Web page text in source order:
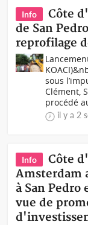
Info
Côte
de San
reprofilage
sous
Clément,
procédé
il y a 2
Info
Côte
Amsterdam
à San Pedro
vue de